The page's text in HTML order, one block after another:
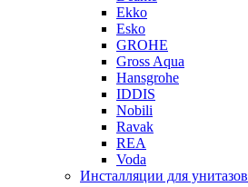
Ekko
Esko
GROHE
Gross Aqua
Hansgrohe
IDDIS
Nobili
Ravak
REA
Voda
Инсталляции для унитазов